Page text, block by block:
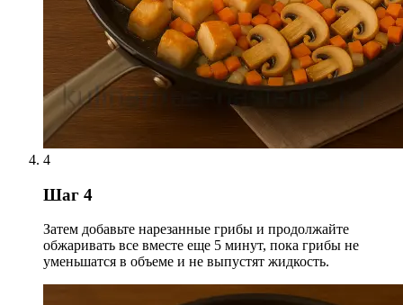
4
Шаг 4
Затем добавьте нарезанные грибы и продолжайте
обжаривать все вместе еще 5 минут, пока грибы не
уменьшатся в объеме и не выпустят жидкость.